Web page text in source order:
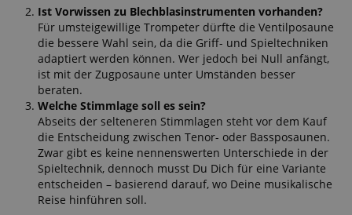
Ist Vorwissen zu Blechblasinstrumenten vorhanden?
Für umsteigewillige Trompeter dürfte die Ventilposaune
die bessere Wahl sein, da die Griff- und Spieltechniken
adaptiert werden können. Wer jedoch bei Null anfängt,
ist mit der Zugposaune unter Umständen besser
beraten.
Welche Stimmlage soll es sein?
Abseits der selteneren Stimmlagen steht vor dem Kauf
die Entscheidung zwischen Tenor- oder Bassposaunen.
Zwar gibt es keine nennenswerten Unterschiede in der
Spieltechnik, dennoch musst Du Dich für eine Variante
entscheiden – basierend darauf, wo Deine musikalische
Reise hinführen soll.